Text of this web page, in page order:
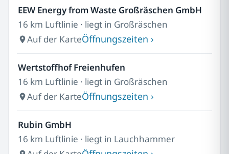
EEW Energy from Waste Großräschen GmbH
16 km Luftlinie · liegt in Großräschen
Auf der KarteÖffnungszeiten ›
Wertstoffhof Freienhufen
16 km Luftlinie · liegt in Großräschen
Auf der KarteÖffnungszeiten ›
Rubin GmbH
16 km Luftlinie · liegt in Lauchhammer